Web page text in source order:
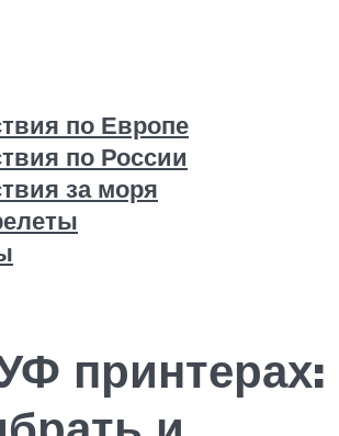
по Европе
по России
за моря
принтерах: